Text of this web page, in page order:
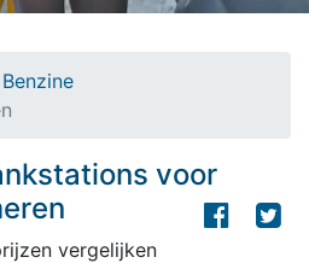
Benzine
voor
vergelijken